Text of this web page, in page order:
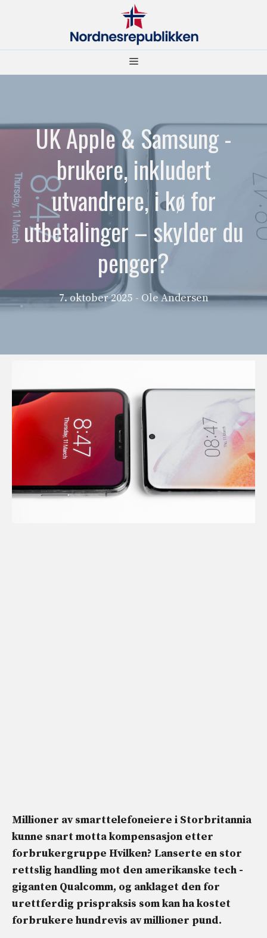
Meny
UK Apple & Samsung -
brukere, inkludert
utvandrere, i kø for
utbetalinger – skylder du
penger?
7. oktober 2025 - Ole Andersen
Millioner av smarttelefoneiere i Storbritannia
kunne snart motta kompensasjon etter
forbrukergruppe Hvilken? Lanserte en stor
rettslig handling mot den amerikanske tech -
giganten Qualcomm, og anklaget den for
urettferdig prispraksis som kan ha kostet
forbrukere hundrevis av millioner pund.